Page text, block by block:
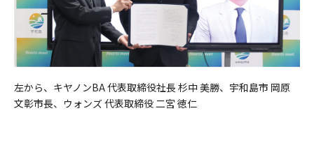
左から、キヤノンBA 代表取締役社長 杉中 美勝、宇和島市 岡原
文彰市長、ウォンズ 代表取締役 二宮 徳仁